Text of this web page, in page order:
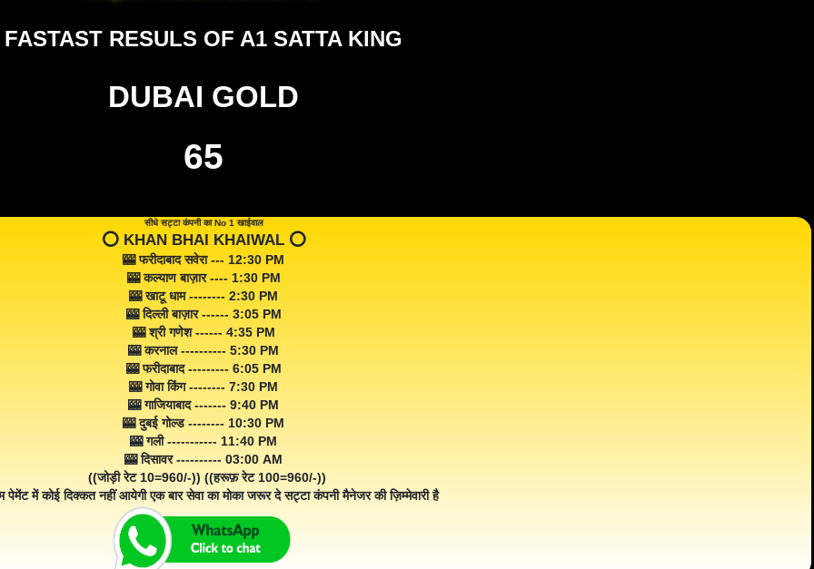
FASTAST RESULS OF A1 SATTA KING
DUBAI GOLD
65
सीधे सट्टा कंपनी का No 1 खाईवाल
⭕️ KHAN BHAI KHAIWAL ⭕️
🎰 फरीदाबाद सवेरा --- 12:30 PM
🎰 कल्याण बाज़ार ---- 1:30 PM
🎰 खाटू धाम -------- 2:30 PM
🎰 दिल्ली बाज़ार ------ 3:05 PM
🎰 श्री गणेश ------ 4:35 PM
🎰 करनाल ---------- 5:30 PM
🎰 फरीदाबाद --------- 6:05 PM
🎰 गोवा किंग -------- 7:30 PM
🎰 गाजियाबाद ------- 9:40 PM
🎰 दुबई गोल्ड -------- 10:30 PM
🎰 गली ----------- 11:40 PM
🎰 दिसावर ---------- 03:00 AM
((जोड़ी रेट 10=960/-)) ((हरूफ़ रेट 100=960/-))
पेमेंट में कोई दिक्कत नहीं आयेगी एक बार सेवा का मोका जरूर दे सट्टा कंपनी मैनेजर की ज़िम्मेवारी है